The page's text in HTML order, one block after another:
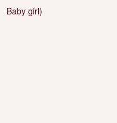
Baby girl)